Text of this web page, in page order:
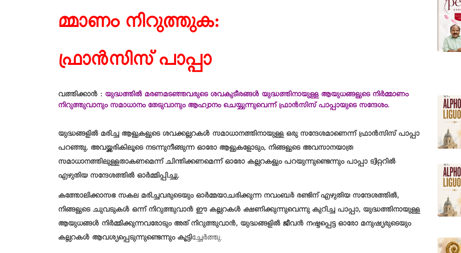
മ്മാണം നിറുത്തുക:
ഫ്രാൻസിസ് പാപ്പാ
വത്തിക്കാന്‍ : യുദ്ധത്തിൽ മരണമടഞ്ഞവരുടെ ശവകുടീരങ്ങൾ യുദ്ധത്തിനായുള്ള ആയുധങ്ങളുടെ നിർമ്മാണം
നിറുത്തുവാനും സമാധാനം തേടുവാനും ആഹ്വാനം ചെയ്യുന്നുവെന്ന് ഫ്രാൻസിസ് പാപ്പായുടെ സന്ദേശം.
യുദ്ധങ്ങളിൽ മരിച്ച ആളുകളുടെ ശവക്കല്ലറകൾ സമാധാനത്തിനായുള്ള ഒരു സന്ദേശമാണെന്ന് ഫ്രാൻസിസ് പാപ്പാ
പറഞ്ഞു. അവയ്ക്കരികിലൂടെ നടന്നുനീങ്ങുന്ന ഓരോ ആളുകളോടും, നിങ്ങളുടെ അവസാനയാത്ര
സമാധാനത്തിലുള്ളതാകണമെന്ന് ചിന്തിക്കണമെന്ന് ഓരോ കല്ലറകളും പറയുന്നുണ്ടെന്നും പാപ്പാ ട്വിറ്ററിൽ
എഴുതിയ സന്ദേശത്തിൽ ഓർമ്മിപ്പിച്ചു.
കത്തോലിക്കാസഭ സകല മരിച്ചവരുടെയും ഓർമ്മയാചരിക്കുന്ന നവംബർ രണ്ടിന് എഴുതിയ സന്ദേശത്തിൽ,
നിങ്ങളുടെ ചുവടുകൾ ഒന്ന് നിറുത്തുവാൻ ഈ കല്ലറകൾ ക്ഷണിക്കുന്നുവെന്നു കുറിച്ച പാപ്പാ, യുദ്ധത്തിനായുള്ള
ആയുധങ്ങൾ നിർമ്മിക്കുന്നവരോടും അത് നിറുത്തുവാൻ, യുദ്ധങ്ങളിൽ ജീവൻ നഷ്ടപ്പെട്ട ഓരോ മനുഷ്യരുടെയും
കല്ലറകൾ ആവശ്യപ്പെടുന്നുണ്ടെന്നും കൂട്ടിച്ചേർത്തു.